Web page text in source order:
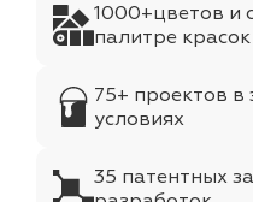
1000+цветов и
палитре красок
75+ проектов в
условиях
35 патентных